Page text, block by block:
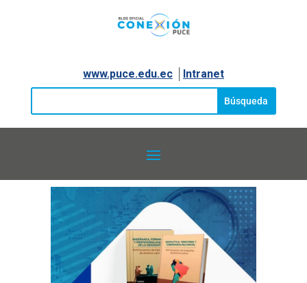
www.puce.edu.ec│ Intranet